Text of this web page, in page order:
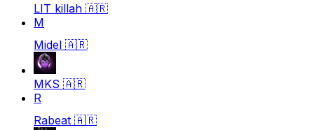
LIT killah 🇦🇷
M
Midel 🇦🇷
MKS 🇦🇷
R
Rabeat 🇦🇷